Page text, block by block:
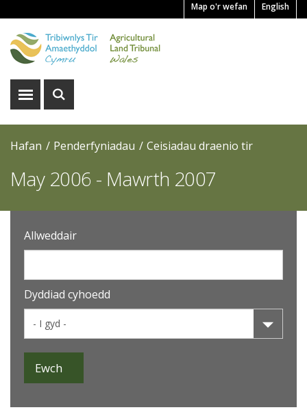
English
Pre
Header
Menu
Map o'r wefan
DangosDangos
Hafan Penderfyniadau Ceisiadau draenio tir
May 2006 - Mawrth 2007
Allweddair
Dyddiad cyhoedd